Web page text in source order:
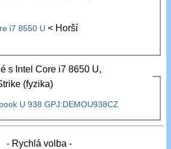
i7 8550 U< Horší
s Intel Core i7 8650 U,
(fyzika)
U 938 GPJ:DEMOU938CZ
- Rychlá volba -